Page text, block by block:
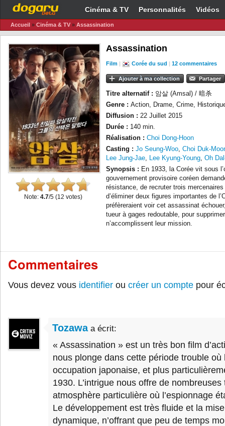
Cinéma & TV Personnalités Vidéos
Accueil » Cinéma & TV » Assassination
Note: 4.7/5 (12 votes)
Assassination
Film | Corée du sud | 12 commentaires
Ajouter à ma collection Partager
Titre alternatif : 암살 (Amsal) / 暗杀
Genre : Action, Drame, Crime,
Diffusion : 22 Juillet 2015
Durée : 140 min.
Réalisation : Choi Dong-Hoon
Casting : Jo Seung-Woo, Choi Duk-
Lee Jung-Jae, Lee Kyung-Young, Oh
Synopsis : En 1933, la Corée vit sous
gouvernement provisoire coréen
résistance, de recruter trois
d’éliminer deux figures importantes de
préfèreraient voir cet assassinat
tueur à gages redoutable, pour
n’accomplissent leur mission.
Commentaires
Vous devez vous identifier ou créer un compte pour
Tozawaa écrit:
« Assassination » est un très bon film
nous plonge dans cette période trouble
occupation japonaise, et plus
1930. L’intrigue nous offre de
atmosphère particulière où l’espionnage
Le développement est très fluide et la
dynamique, n’offrant que peu de temps